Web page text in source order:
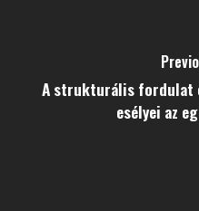
A strukturális fordulat
esélyei az